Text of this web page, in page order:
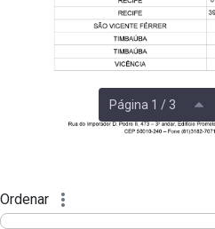
Página 1 / 3
Ordenar